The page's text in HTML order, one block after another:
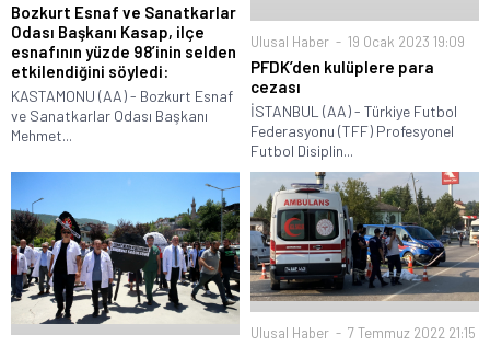
Bozkurt Esnaf ve Sanatkarlar
Odası Başkanı Kasap, ilçe
esnafının yüzde 98’inin selden
etkilendiğini söyledi:
KASTAMONU (AA) - Bozkurt Esnaf
ve Sanatkarlar Odası Başkanı
Mehmet...
Ulusal Haber 19 Ocak 2023 19:09
PFDK’den kulüplere para
cezası
İSTANBUL (AA) - Türkiye Futbol
Federasyonu (TFF) Profesyonel
Futbol Disiplin...
Ulusal Haber 7 Temmuz 2022 21:15